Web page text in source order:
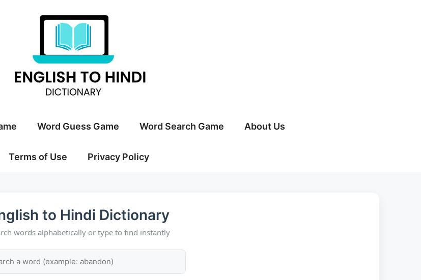
Word Guess Game Word Search Game About Us
Terms of Use Privacy Policy
to Hindi Dictionary
words alphabetically or type to find instantly